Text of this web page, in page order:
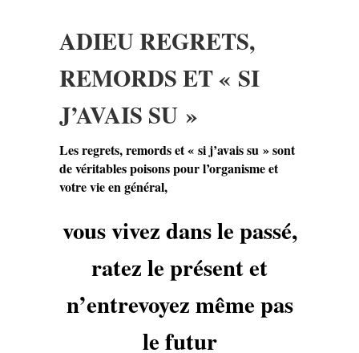
ADIEU REGRETS,
REMORDS ET « SI
J’AVAIS SU »
Les regrets, remords et « si j’avais su » sont
de véritables poisons pour l’organisme et
votre vie en général,
vous vivez dans le passé,
ratez le présent et
n’entrevoyez même pas
le futur